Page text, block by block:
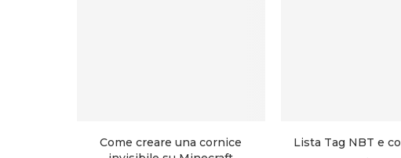
Come creare una cornice
Lista Tag NBT e